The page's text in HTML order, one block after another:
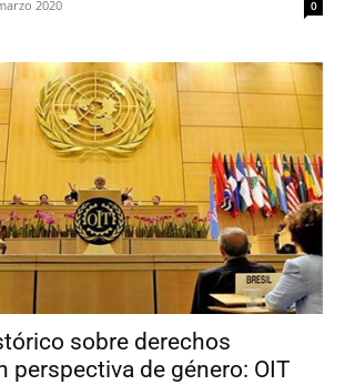
2020 0
sobre derechos
perspectiva de género: OIT